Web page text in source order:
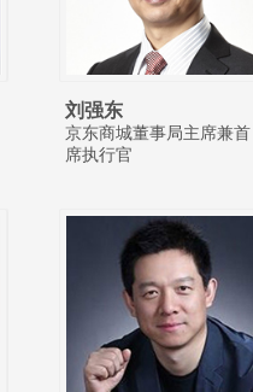
刘强东
京东商城董事局主席兼首
席执行官